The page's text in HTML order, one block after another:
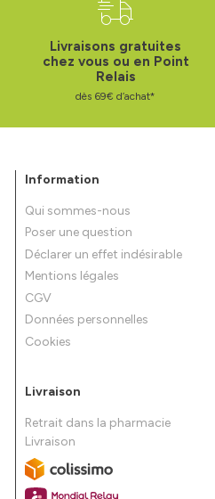
Livraisons gratuites
chez vous ou en Point
Relais
dès 69€ d’achat*
Information
Qui sommes-nous
Poser une question
Déclarer un effet indésirable
Mentions légales
CGV
Données personnelles
Cookies
Livraison
Retrait dans la pharmacie
Livraison